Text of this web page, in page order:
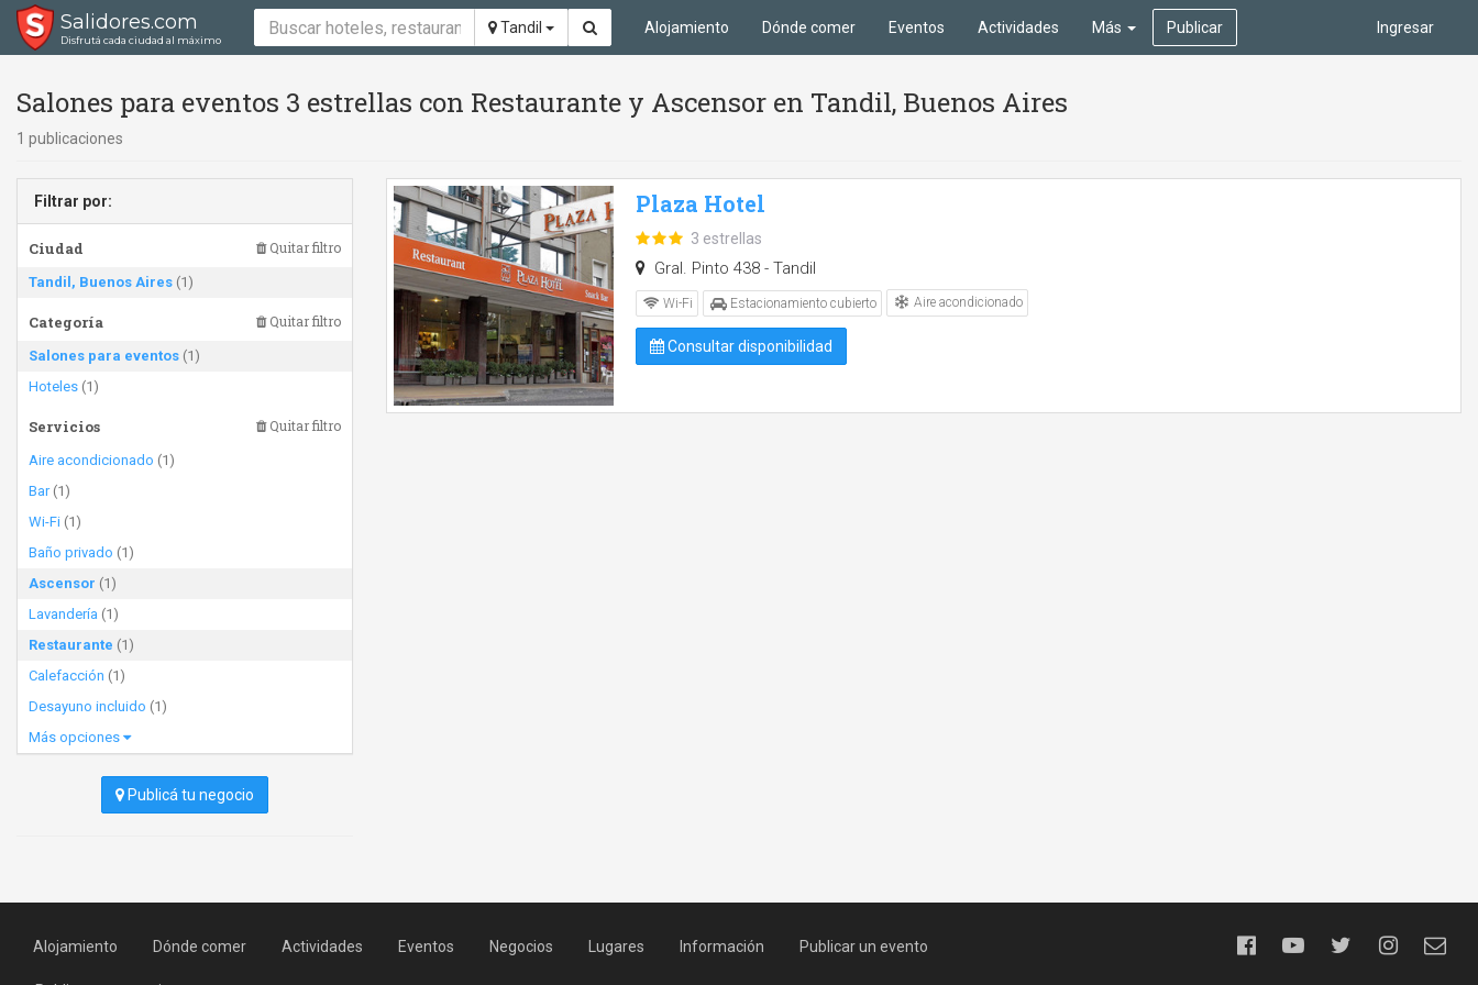
Salidores.com
Disfrutá cada ciudad al máximo
Tandil Ingresar
Alojamiento Dónde comer Eventos Actividades Más Publicar
Salones para eventos 3 estrellas con Restaurante y Ascensor en Tandil, Buenos Aires
1 publicaciones
Filtrar por:
Ciudad Quitar filtro
Tandil, Buenos Aires (1)
Categoría Quitar filtro
Salones para eventos (1)
Hoteles (1)
Servicios Quitar filtro
Aire acondicionado (1)
Bar(1)
Wi-Fi (1)
Baño privado (1)
Ascensor (1)
Lavandería (1)
Restaurante (1)
Calefacción (1)
Desayuno incluido (1)
Más opciones
Publicá tu negocio
Plaza Hotel
3 estrellas
Gral. Pinto 438 - Tandil
Wi-Fi Estacionamiento cubierto Aire acondicionado
Consultar disponibilidad
Alojamiento Dónde comer Actividades Eventos Negocios Lugares Información Publicar un evento